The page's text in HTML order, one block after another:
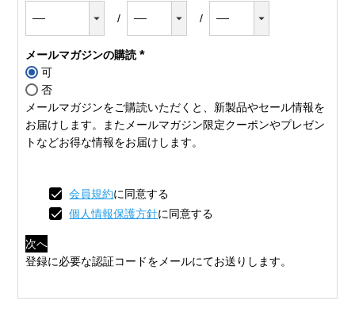
メールマガジンの購読
可
否
メールマガジンをご購読いただくと、新製品やセール情報を
お届けします。またメールマガジン限定クーポンやプレゼン
トなどお得な情報をお届けします。
会員規約に同意する
個人情報保護方針に同意する
次へ
登録に必要な認証コードをメールにてお送りします。